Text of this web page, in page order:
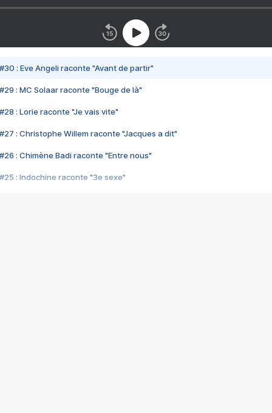
#30 : Eve Angeli raconte "Avant de partir"
#29 : MC Solaar raconte "Bouge de là"
#28 : Lorie raconte "Je vais vite"
#27 : Christophe Willem raconte "Jacques a dit"
#26 : Chimène Badi raconte "Entre nous"
#25 : Indochine raconte "3e sexe"